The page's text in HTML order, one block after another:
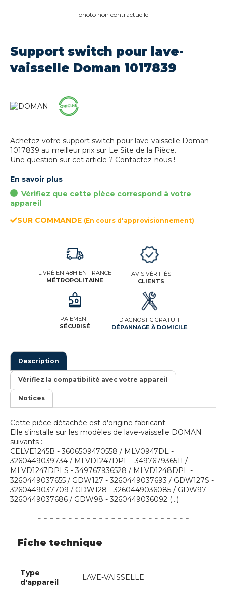
photo non contractuelle
Support switch pour lave-
vaisselle Doman 1017839
Achetez votre support switch pour lave-vaisselle Doman
1017839 au meilleur prix sur Le Site de la Pièce.
Une question sur cet article ? Contactez-nous !
En savoir plus
Vérifiez que cette pièce correspond à votre
appareil
SUR COMMANDE (En cours d'approvisionnement)
LIVRÉ EN 48H EN FRANCE
MÉTROPOLITAINE
PAIEMENT
SÉCURISÉ
AVIS VÉRIFIÉS
CLIENTS
DIAGNOSTIC GRATUIT
DÉPANNAGE À DOMICILE
Description
Vérifiez la compatibilité avec votre appareil
Notices
Cette pièce détachée est d'origine fabricant.
Elle s'installe sur les modèles de lave-vaisselle DOMAN
suivants :
CELVE1245B - 3606509470558 / MLV0947DL -
3260449039734 / MLVD1247DPL - 349767936511 /
MLVD1247DPLS - 349767936528 / MLVD1248DPL -
3260449037655 / GDW127 - 3260449037693 / GDW127S -
3260449037709 / GDW128 - 3260449036085 / GDW97 -
3260449037686 / GDW98 - 3260449036092 (...)
Fiche technique
Type
d'appareil
LAVE-VAISSELLE